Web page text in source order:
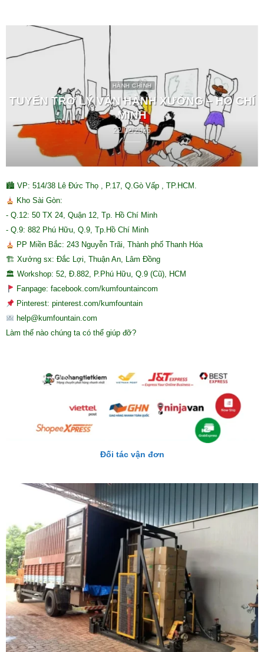
HÀNH CHÍNH
TUYỂN TRỢ LÝ VẬN HÀNH XƯỞNG – HỒ CHÍ
MINH
22/02/2026
🏙 VP: 514/38 Lê Đức Thọ , P.17, Q.Gò Vấp , TP.HCM.
Kho Sài Gòn:
- Q.12: 50 TX 24, Quận 12, Tp. Hồ Chí Minh
- Q.9: 882 Phú Hữu, Q.9, Tp.Hồ Chí Minh
PP Miền Bắc: 243 Nguyễn Trãi, Thành phố Thanh Hóa
🏗 Xưởng sx: Đắc Lợi, Thuận An, Lâm Đồng
🏛 Workshop: 52, Đ.882, P.Phú Hữu, Q.9 (Cũ), HCM
Fanpage: facebook.com/kumfountaincom
Pinterest: pinterest.com/kumfountain
help@kumfountain.com
Làm thế nào chúng ta có thể giúp đỡ?
Đối tác vận đơn